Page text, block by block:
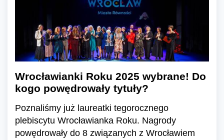
Wrocławianki Roku 2025 wybrane! Do
kogo powędrowały tytuły?
Poznaliśmy już laureatki tegorocznego
plebiscytu Wrocławianka Roku. Nagrody
powędrowały do 8 związanych z Wrocławiem